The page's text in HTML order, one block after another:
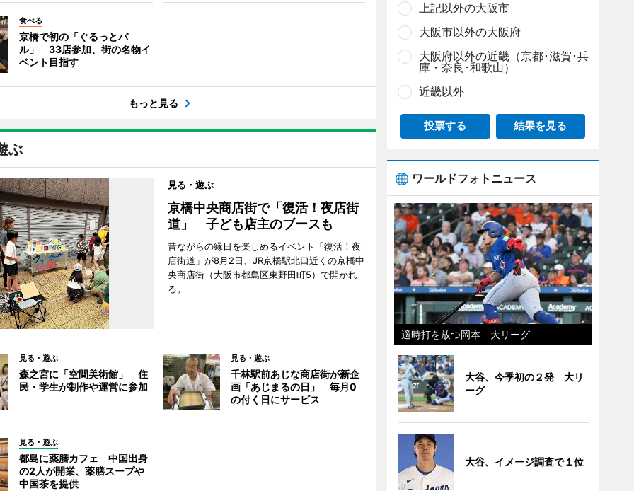
食べる
京橋で初の「ぐるっとバ
ル」 33店参加、街の名物イ
ベント目指す
もっと見る
ぶ
見る・遊ぶ
京橋中央商店街で「復活！夜店街
道」 子ども店主のブースも
昔ながらの縁日を楽しめるイベント「復活！夜
店街道」が8月2日、JR京橋駅北口近くの京橋中
央商店街（大阪市都島区東野田町5）で開かれ
る。
見る・遊ぶ
森之宮に「空間美術館」 住
民・学生が制作や運営に参加
見る・遊ぶ
千林駅前あじな商店街が新企
画「あじまるの日」 毎月0
の付く日にサービス
見る・遊ぶ
都島に薬膳カフェ 中国出身
の2人が開業、薬膳スープや
中国茶を提供
上記以外の大阪市
大阪市以外の大阪府
大阪府以外の近畿（京都･滋賀･兵
庫・奈良･和歌山）
近畿以外
投票する 結果を見る
ワールドフォトニュース
適時打を放つ岡本 大リーグ
大谷、今季初の２発 大リ
ーグ
大谷、イメージ調査で１位